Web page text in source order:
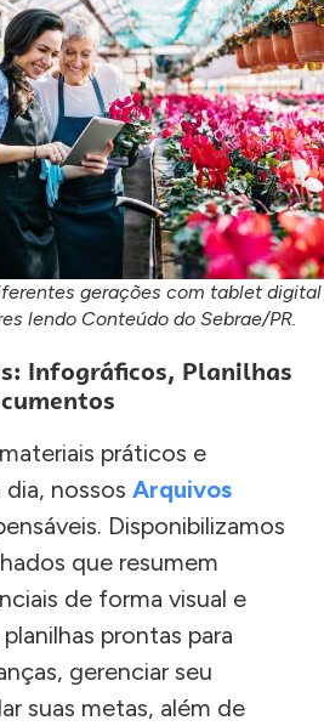
gerações com tablet digital
lendo Conteúdo do Sebrae/PR.
Infográficos, Planilhas
práticos e
dia, nossos Arquivos
Disponibilizamos
que resumem
de forma visual e
prontas para
gerenciar seu
suas metas, além de